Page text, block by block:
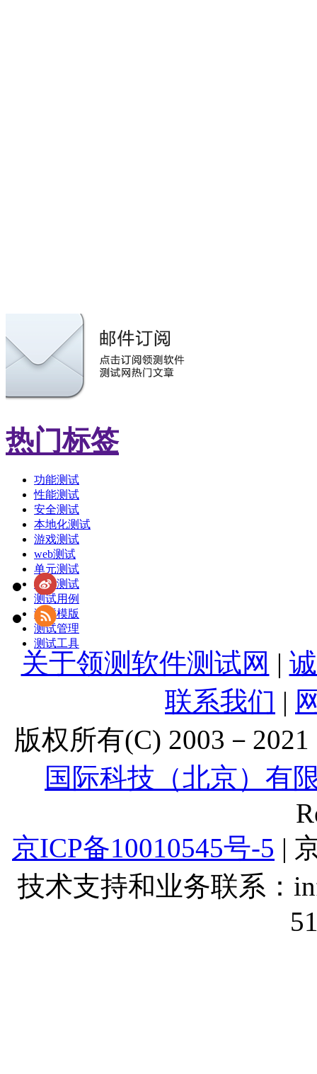
热门标签
功能测试
性能测试
安全测试
本地化测试
游戏测试
web测试
单元测试
敏捷测试
测试用例
测试模版
测试管理
测试工具
关于领测软件测试网 |
联系我们 |
版权所有(C) 2003－2021
国际科技（北京）有
京ICP备10010545号-5 |
技术支持和业务联系：